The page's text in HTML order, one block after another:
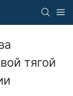
тягой